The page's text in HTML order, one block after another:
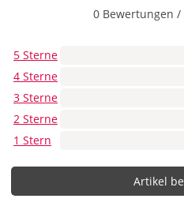
0 Bewertungen /
5 Sterne
4 Sterne
3 Sterne
2 Sterne
1 Stern
Artikel